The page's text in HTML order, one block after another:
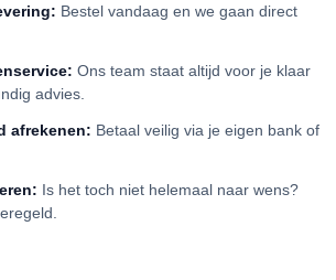
Bestel vandaag en we gaan direct
Ons team staat altijd voor je klaar
advies.
afrekenen: Betaal veilig via je eigen bank of
Is het toch niet helemaal naar wens?